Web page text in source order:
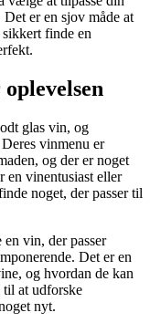
er en sjov måde at
finde en
glas vin, og
vinmenu er
og der er noget
en vinentusiast eller
noget, der passer til
vin, der passer
Det er en
og hvordan de kan
til at udforske
nyt.